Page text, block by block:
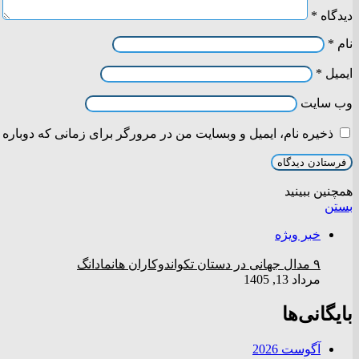
دیدگاه *
نام *
ایمیل *
وب‌ سایت
ذخیره نام، ایمیل و وبسایت من در مرورگر برای زمانی که
همچنین ببینید
بستن
خبر ویژه
۹ مدال جهانی در دستان تکواندوکاران هانمادانگ
مرداد 13, 1405
بایگانی‌ها
آگوست 2026